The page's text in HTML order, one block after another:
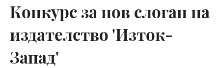
Конкурс за нов слоган на
издателство 'Изток-
Запад'